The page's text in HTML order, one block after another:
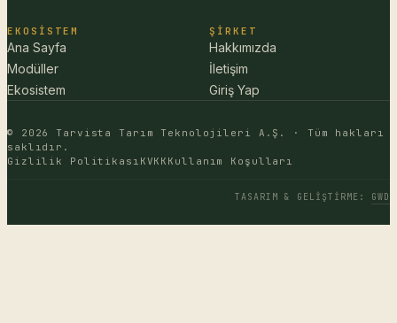
EKOSISTEM
Ana Sayfa
Modüller
Ekosistem
ŞIRKET
Hakkımızda
İletişim
Giriş Yap
© 2026 Tarvista Tarım Teknolojileri A.Ş. · Tüm hakları
saklıdır.
Gizlilik Politikası KVKK Kullanım Koşulları
TASARIM & GELIŞTIRME : GWD